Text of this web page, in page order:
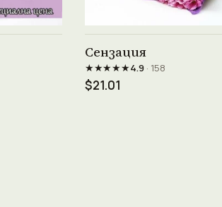
Сензация
★★★★★4.9· 158
$21.01